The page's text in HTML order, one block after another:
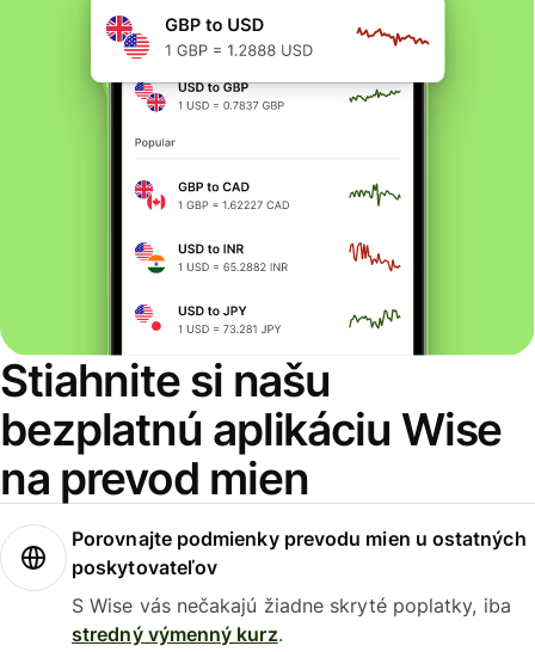
Stiahnite si našu
bezplatnú aplikáciu Wise
na prevod mien
Porovnajte podmienky prevodu mien u ostatných
poskytovateľov
S Wise vás nečakajú žiadne skryté poplatky, iba
stredný výmenný kurz.